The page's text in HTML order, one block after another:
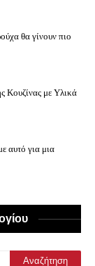
θα γίνουν πιο
Κουζίνας με Υλικά
αυτό για μια